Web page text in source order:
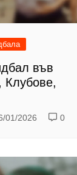
във
Клубове,
01/2026 0